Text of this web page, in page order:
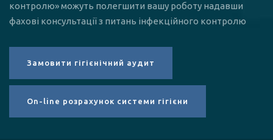
контролю» можуть полегшити вашу роботу надавши
фахові консультації з питань інфекційного контролю